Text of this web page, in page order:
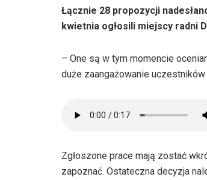
Łącznie 28 propozycji
kwietnia ogłosili miejscy radni
– One są w tym momencie
duże zaangażowanie
Zgłoszone prace mają zostać
zapoznać. Ostateczna decyzja